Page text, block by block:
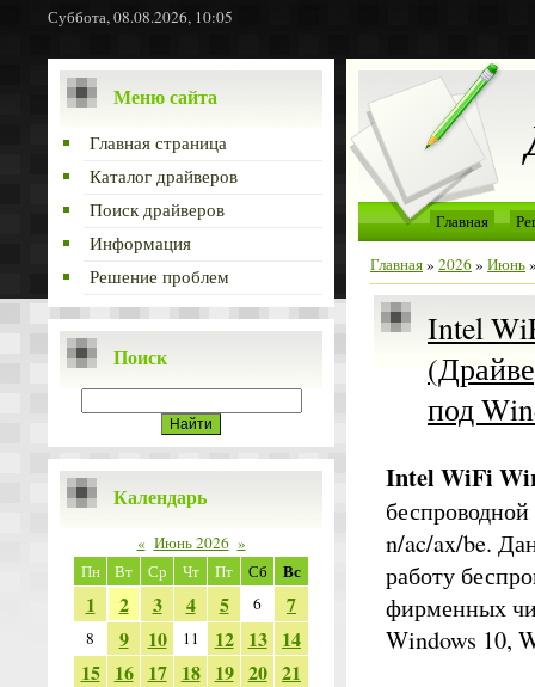
Суббота, 08.08.2026, 10:05
Меню сайта
Главная страница
Каталог драйверов
Поиск драйверов
Информация
Решение проблем
Поиск
Календарь
« Июнь 2026 »
Пн
Вт Ср Чт Пт Сб Вс
1 2 3 4 5 6 7
8 9 10 11 12 13 14
15 16 17 18 19 20 21
Главная
Главная» 2026» Июнь
Intel
под
Intel WiFi
n/ac/ax/be.
работу
фирменных
Windows 10,